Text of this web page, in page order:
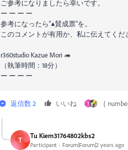
ご参考になりましたら幸いです。
ー ー ー ー
参考になったら“▲賛成票”を。
このコメントが有用か、私に伝えてくだ
r360studio Kazue Mori 🦔
（執筆時間：18分）
ー ー ー ー
返信数 2 いいね Y ｛
T Tu Kiem31764802kbs2
Participant Forum|Forum|2 years ago